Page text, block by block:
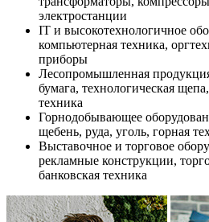
электростанции
IT и высокотехнологичное
компьютерная техника,
приборы
Лесопромышленная
бумага, технологическая
техника
Горнодобывающее
щебень, руда, уголь, горная
Выставочное и торговое
рекламные конструкции,
банковская техника